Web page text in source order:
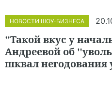
НОВОСТИ ШОУ-БИЗНЕСА
"Такой вкус у
Андреевой об
шквал негодования